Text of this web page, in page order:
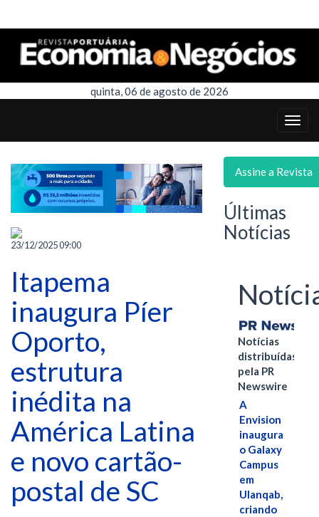
quinta, 06 de agosto de 2026
23/12/2025 09:00
Itapema
inaugura Píer
Oporto,
estrutura
inédita na
América Latina
e novo cartão-
postal de SC
Assine a Revista
Últimas
Notícias
Notícias
distribuídas
pela PR
Newswire
A
Envision
inaugura
o Galaxy
Campus
em
Ulanqab,
criando